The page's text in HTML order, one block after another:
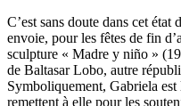
C’est sans doute dans cet
envoie, pour les fêtes de fin
sculpture « Madre y niño »
de Baltasar Lobo, autre
Symboliquement, Gabriela est
remettent à elle pour les